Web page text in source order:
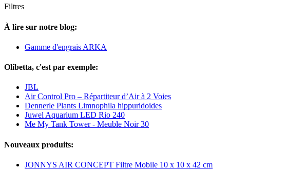
Filtres
À lire sur notre blog:
Gamme d'engrais ARKA
Olibetta, c'est par exemple:
JBL
Air Control Pro – Répartiteur d’Air à 2 Voies
Dennerle Plants Limnophila hippuridoides
Juwel Aquarium LED Rio 240
Me My Tank Tower - Meuble Noir 30
Nouveaux produits:
JONNYS AIR CONCEPT Filtre Mobile 10 x 10 x 42 cm